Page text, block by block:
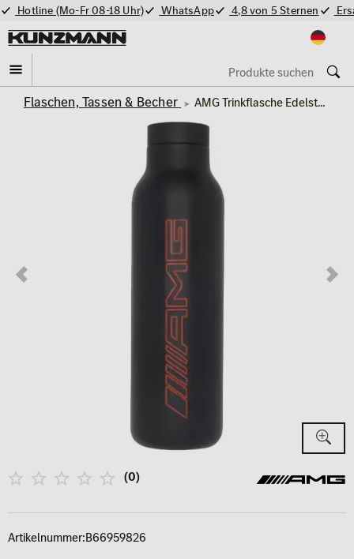
Hotline (Mo-Fr 08-18 Uhr) WhatsApp 4,8 von 5 Sternen
Flaschen, Tassen & Becher AMG Trinkflasche Edelstahl 700ml schwarz rot Mercedes-Benz Collection
(0)
Artikelnummer:B66959826